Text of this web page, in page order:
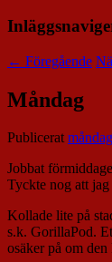
← Föregående
Måndag
Publicerat
Jobbat
Tyckte nog att
Kollade lite på
s.k. GorillaPod.
osäker på om